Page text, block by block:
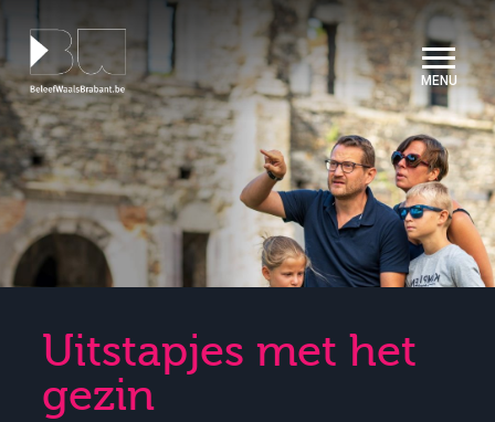
Cookies beheer paneel
Uitstapjes met het
gezin